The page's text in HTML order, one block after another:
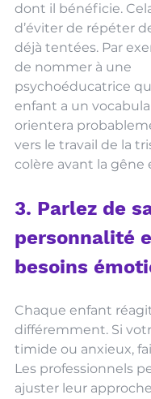
dont il bénéficie.
d’éviter de répéter
déjà tentées. Par
de nommer à une
psychoéducatrice
enfant a un
orientera
vers le travail de la
colère avant la gêne
3. Parlez de
personnalité
besoins
Chaque enfant
différemment. Si
timide ou anxieux,
Les professionnels
ajuster leur